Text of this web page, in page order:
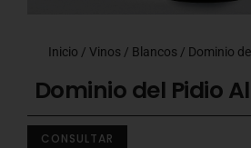
Inicio / Vinos / Blancos / Dominio
Dominio del Pidio
CONSULTAR